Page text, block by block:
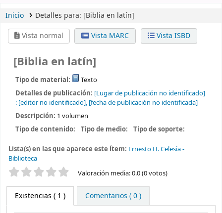
Inicio Detalles para: [Biblia en latín]
Vista normal
Vista MARC Vista ISBD
[Biblia en latín]
Tipo de material:
Texto
Detalles de publicación: [Lugar de publicación no identificado]
: [editor no identificado], [fecha de publicación no identificada]
Descripción: 1 volumen
Tipo de contenido:
Tipo de medio: Tipo de soporte:
Lista(s) en las que aparece este ítem: Ernesto H. Celesia -
Biblioteca
Valoración Valoración media: 0.0 (0 votos)
Existencias ( 1 ) Comentarios ( 0 )